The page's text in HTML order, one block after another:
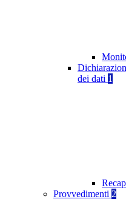
dei dati 1
Provvedimenti 2